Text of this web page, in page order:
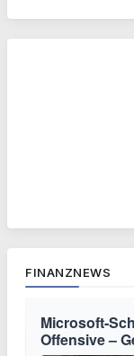
FINANZNEWS
Microsoft-
Offensive –